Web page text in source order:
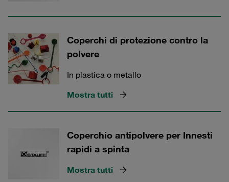
Coperchi di protezione contro la
polvere
In plastica o metallo
Mostra tutti
Coperchio antipolvere per Innesti
rapidi a spinta
Mostra tutti